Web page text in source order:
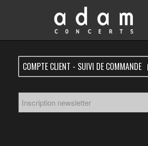
COMPTE CLIENT - SUIVI DE COMMANDE